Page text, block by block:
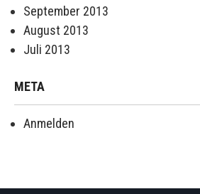
September 2013
August 2013
Juli 2013
META
Anmelden